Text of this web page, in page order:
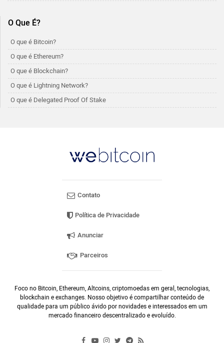
O Que É?
O que é Bitcoin?
O que é Ethereum?
O que é Blockchain?
O que é Lightning Network?
O que é Delegated Proof Of Stake
Contato
Política de Privacidade
Anunciar
Parceiros
Foco no Bitcoin, Ethereum, Altcoins, criptomoedas em geral, tecnologias,
blockchain e exchanges. Nosso objetivo é compartilhar conteúdo de
qualidade para um público ávido por novidades e interessados em um
mercado financeiro descentralizado e evoluído.